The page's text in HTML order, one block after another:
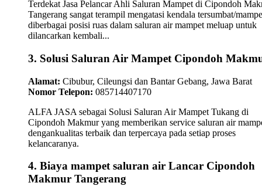
Terdekat Jasa Pelancar Ahli Saluran Mampet di Cipondoh
Tangerang sangat terampil mengatasi kendala tersumbat/
diberbagai posisi ruas dalam saluran air mampet meluap untuk
dilancarkan kembali...
3. Solusi Saluran Air Mampet Cipondoh
Alamat: Cibubur, Cileungsi dan Bantar Gebang, Jawa Barat
Nomor Telepon: 085714407170
ALFA JASA sebagai Solusi Saluran Air Mampet Tukang di
Cipondoh Makmur yang memberikan service saluran air
dengankualitas terbaik dan terpercaya pada setiap proses
kelancaranya.
4. Biaya mampet saluran air Lancar Cipondoh
Makmur Tangerang